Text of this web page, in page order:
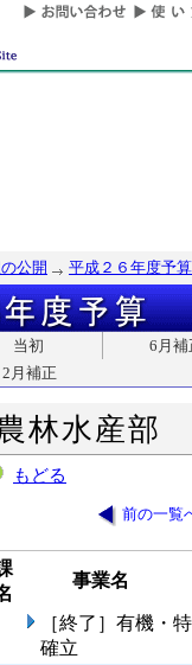
公開 平成２６年度予算
当初
6月補
2月補正
林水産部
もどる
前の一覧
事業名
［終了］有機・
確立